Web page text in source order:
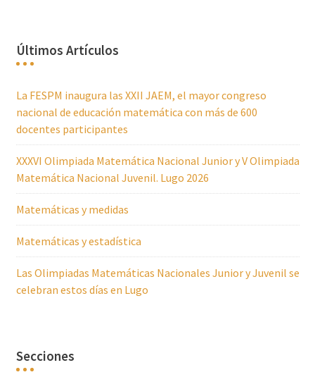
Últimos Artículos
La FESPM inaugura las XXII JAEM, el mayor congreso
nacional de educación matemática con más de 600
docentes participantes
XXXVI Olimpiada Matemática Nacional Junior y V Olimpiada
Matemática Nacional Juvenil. Lugo 2026
Matemáticas y medidas
Matemáticas y estadística
Las Olimpiadas Matemáticas Nacionales Junior y Juvenil se
celebran estos días en Lugo
Secciones